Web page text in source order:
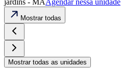
Mostrar todas
Mostrar todas as unidades